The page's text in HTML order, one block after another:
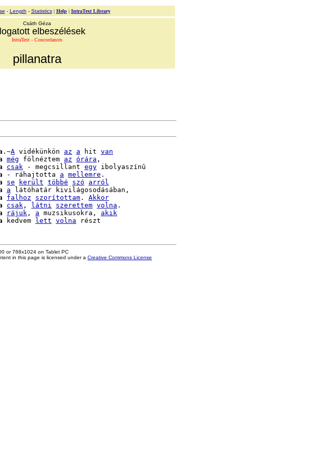
- Length - Statistics| Help| IntraText Library
Csáth Géza
elbeszélések
IntraText - Concordances
pillanatra
.~A vidékünkön az a hit van
még fölnéztem az órára ,
csak - megcsillant egy ibolyaszínû
- ráhajtotta a mellemre .
se került többé szó
arról
a látóhatár kivilágosodásában,
falhoz szorítottam . Akkor
csak , látni szerettem volna .
rájuk , a muzsikusokra, akik
kedvem lett volna
or 768x1024 on Tablet PC
in this page is licensed under a Creative Commons License